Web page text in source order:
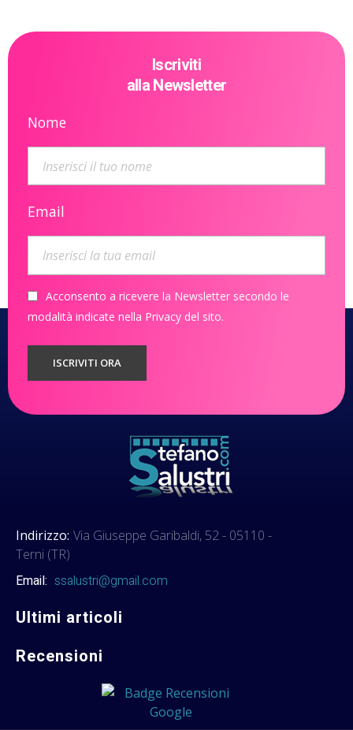
Iscriviti
alla Newsletter
Nome
Email
Acconsento a ricevere la Newsletter secondo le
modalità indicate nella Privacy del sito.
Indirizzo: Via Giuseppe Garibaldi, 52 - 05110 -
Terni (TR)
Email: ssalustri@gmail.com
Ultimi articoli
Recensioni